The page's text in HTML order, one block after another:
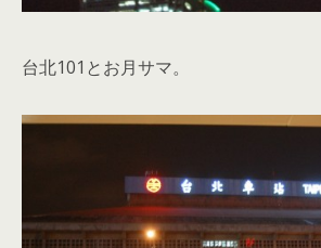
台北101とお月サマ。